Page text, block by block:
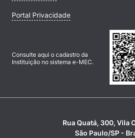
Portal Privacidade
Consulte aqui o cadastro da
Instituição no sistema e-MEC.
Rua Quatá, 300, Vila
São Paulo/SP -